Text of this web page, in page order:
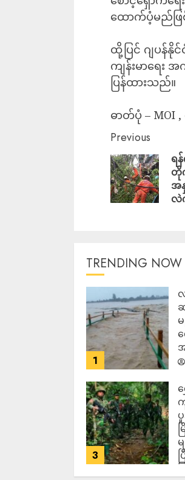
ထောက်ပံ့မည်ဖြ
ထို့ပြင် ဂျပန်နို
ကျန်းမာရေး
ပြန်ထားသည်။
ဓာတ်ပုံ –
Previous
ရ
တို
အ
လဲ
TRENDING NOW
1
3